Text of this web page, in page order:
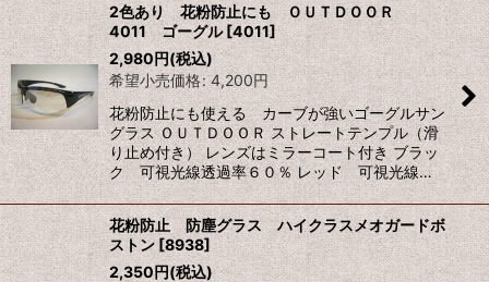
2色あり 花粉防止にも ＯＵＴＤＯＯＲ
4011 ゴーグル [4011]
2,980円(税込)
希望小売価格: 4,200円
花粉防止にも使える カーブが強いゴーグルサン
グラス ＯＵＴＤＯＯＲ ストレートテンプル（滑
り止め付き） レンズはミラーコート付き ブラッ
ク 可視光線透過率６０％ レッド 可視光線…
花粉防止 防塵グラス ハイクラスメオガードボ
ストン [8938]
2,350円(税込)